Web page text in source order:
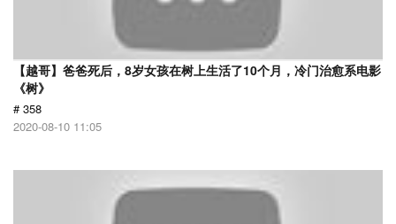
【越哥】爸爸死后，8岁女孩在树上生活了10个月，冷门治愈系电影
《树》
# 358
2020-08-10 11:05